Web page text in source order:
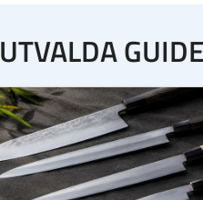
UTVALDA